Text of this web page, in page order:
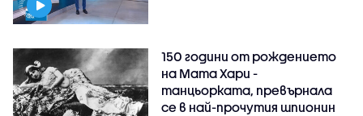
150 години от рождението
на Мата Хари -
танцьорката, превърнала
се в най-прочутия шпионин